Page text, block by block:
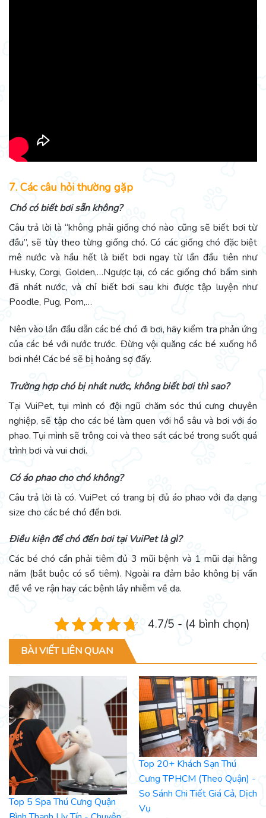
7. Các câu hỏi thường gặp
Chó có biết bơi sẵn không?
Câu trả lời là “không phải giống chó nào cũng sẽ biết bơi từ
đầu”, sẽ tùy theo từng giống chó. Có các giống chó đặc biệt
mê nước và hầu hết là biết bơi ngay từ lần đầu tiên như
Husky, Corgi, Golden,…Ngược lại, có các giống chó bẩm sinh
đã nhát nước, và chỉ biết bơi sau khi được tập luyện như
Poodle, Pug, Pom,…
Nên vào lần đầu dẫn các bé chó đi bơi, hãy kiểm tra phản ứng
của các bé với nước trước. Đừng vội quăng các bé xuống hồ
bơi nhé! Các bé sẽ bị hoảng sợ đấy.
Trường hợp chó bị nhát nước, không biết bơi thì sao?
Tại VuiPet, tụi mình có đội ngũ chăm sóc thú cưng chuyên
nghiệp, sẽ tập cho các bé làm quen với hồ sâu và bơi với áo
phao. Tụi mình sẽ trông coi và theo sát các bé trong suốt quá
trình bơi và vui chơi.
Có áo phao cho chó không?
Câu trả lời là có. VuiPet có trang bị đủ áo phao với đa dạng
size cho các bé chó đến bơi.
Điều kiện để chó đến bơi tại VuiPet là gì?
Các bé chó cần phải tiêm đủ 3 mũi bệnh và 1 mũi dại hằng
năm (bắt buộc có sổ tiêm). Ngoài ra đảm bảo không bị vấn
đề về ve rận hay các bệnh lây nhiễm về da.
4.7/5 - (4 bình chọn)
BÀI VIẾT LIÊN QUAN
Top 5 Spa Thú Cưng Quận
Top 20+ Khách Sạn Thú
Cưng TPHCM (Theo Quận) -
So Sánh Chi Tiết Giá Cả, Dịch
Vụ